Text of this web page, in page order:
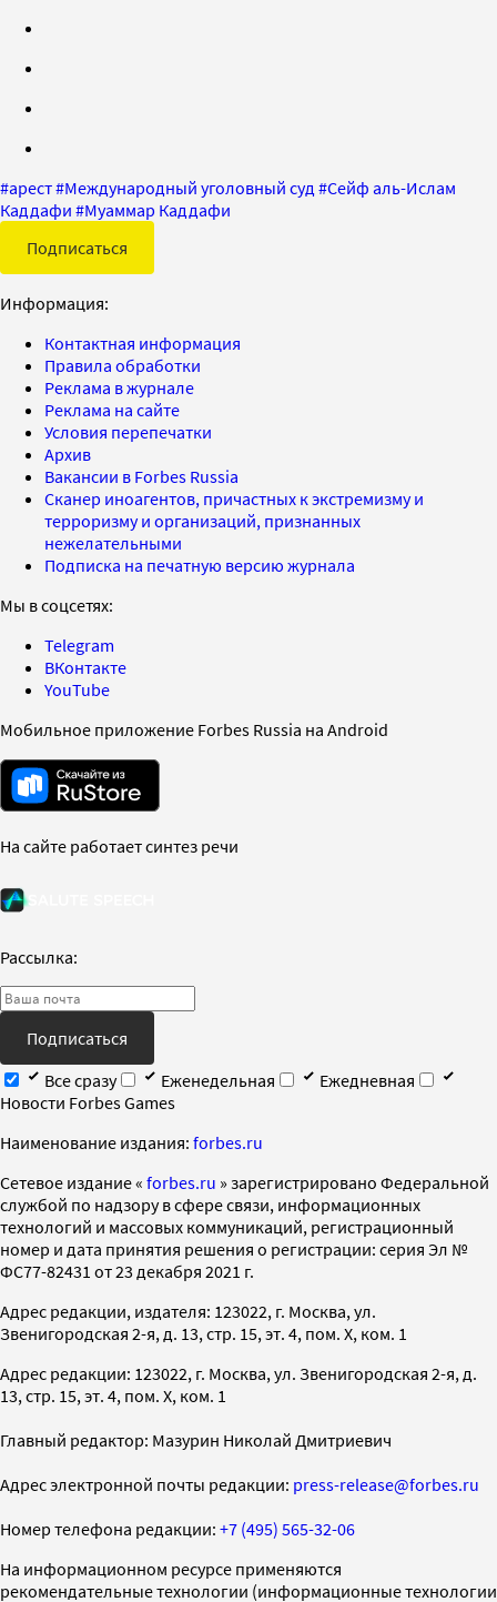
#арест#Международный уголовный суд #Сейф аль-Ислам
Каддафи #Муаммар Каддафи
Подписаться
Информация:
Контактная информация
Правила обработки
Реклама в журнале
Реклама на сайте
Условия перепечатки
Архив
Вакансии в Forbes Russia
Сканер иноагентов, причастных к экстремизму и
терроризму и организаций, признанных
нежелательными
Подписка на печатную версию журнала
Мы в соцсетях:
Telegram
ВКонтакте
YouTube
Мобильное приложение Forbes Russia на Android
На сайте работает синтез речи
Рассылка:
Подписаться
Все сразу
Еженедельная
Ежедневная
Новости Forbes Games
Наименование издания: forbes.ru
Cетевое издание « forbes.ru » зарегистрировано Федеральной
службой по надзору в сфере связи, информационных
технологий и массовых коммуникаций, регистрационный
номер и дата принятия решения о регистрации: серия Эл №
ФС77-82431 от 23 декабря 2021 г.
Адрес редакции, издателя: 123022, г. Москва, ул.
Звенигородская 2-я, д. 13, стр. 15, эт. 4, пом. X, ком. 1
Адрес редакции: 123022, г. Москва, ул. Звенигородская 2-я, д.
13, стр. 15, эт. 4, пом. X, ком. 1
Главный редактор: Мазурин Николай Дмитриевич
Адрес электронной почты редакции: press-release@forbes.ru
Номер телефона редакции: +7 (495) 565-32-06
На информационном ресурсе применяются
рекомендательные технологии (информационные технологии